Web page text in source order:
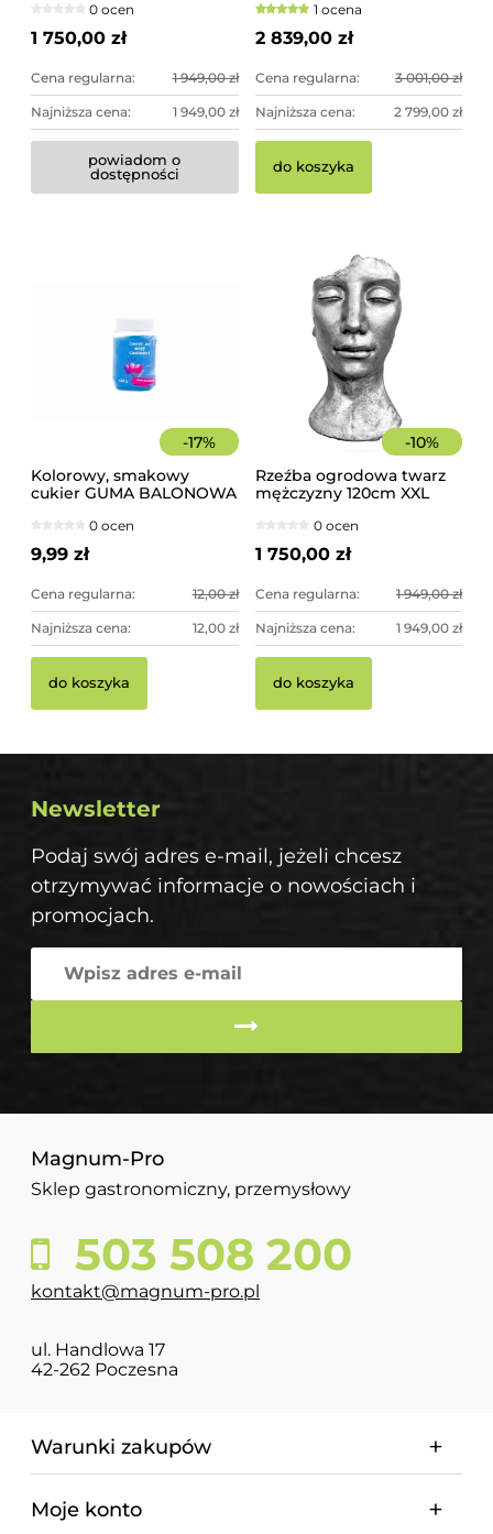
- imponująca dekoracja
ogrodowa
0 ocen
1 750,00 zł
Cena regularna: 1 949,00 zł
Najniższa cena: 1 949,00 zł
powiadom o
dostępności
1 ocena
2 839,00 zł
Cena regularna: 3 001,00 zł
Najniższa cena: 2 799,00 zł
do koszyka
-17%
Kolorowy, smakowy
cukier GUMA BALONOWA
0 ocen
9,99 zł
Cena regularna: 12,00 zł
Najniższa cena: 12,00 zł
do koszyka
-10%
Rzeźba ogrodowa twarz
mężczyzny 120cm XXL
imponująca dekoracja
ogrodowa
0 ocen
1 750,00 zł
Cena regularna: 1 949,00 zł
Najniższa cena: 1 949,00 zł
do koszyka
Newsletter
Podaj swój adres e-mail, jeżeli chcesz
otrzymywać informacje o nowościach i
promocjach.
Magnum-Pro
Sklep gastronomiczny, przemysłowy
503 508 200
kontakt@magnum-pro.pl
ul. Handlowa 17
42-262 Poczesna
Warunki zakupów
Moje konto